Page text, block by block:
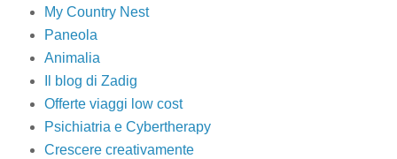
My Country Nest
Paneola
Animalia
Il blog di Zadig
Offerte viaggi low cost
Psichiatria e Cybertherapy
Crescere creativamente